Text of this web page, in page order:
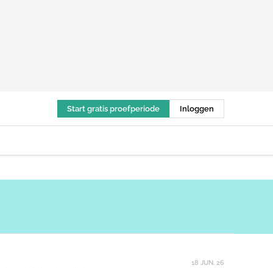
Start gratis proefperiode Inloggen
18 JUN. 26